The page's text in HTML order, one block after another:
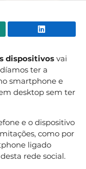
WhatsApp
dispositivos vai
ter a
smartphone e
desktop sem ter
e o dispositivo
como por
ligado
rede social.